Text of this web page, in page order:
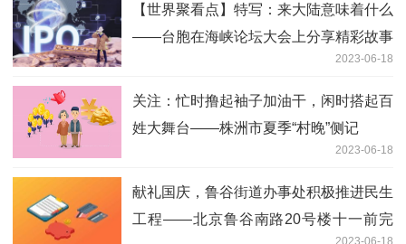
【世界聚看点】特写：来大陆意味着什么
——台胞在海峡论坛大会上分享精彩故事
2023-06-18
关注：忙时撸起袖子加油干，闲时搭起百
姓大舞台——株洲市夏季“村晚”侧记
2023-06-18
献礼国庆，鲁谷街道办事处积极推进民生
工程——北京鲁谷南路20号楼十一前完
2023-06-18